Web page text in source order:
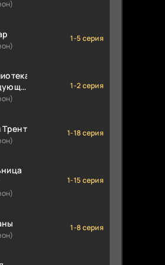
1-5 серия
1-2 серия
Трент 1-18 серия
1-15 серия
1-8 серия